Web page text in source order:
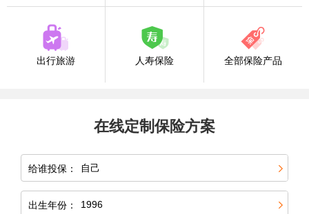
出行旅游 人寿保险 全部保险产品
在线定制保险方案
给谁投保：
出生年份：